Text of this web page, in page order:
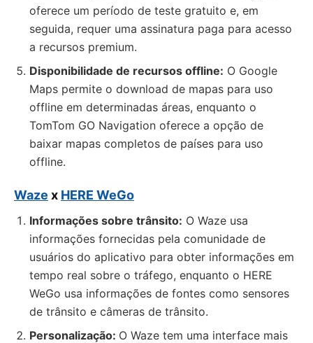
oferece um período de teste gratuito e, em
seguida, requer uma assinatura paga para acesso
a recursos premium.
Disponibilidade de recursos offline: O Google
Maps permite o download de mapas para uso
offline em determinadas áreas, enquanto o
TomTom GO Navigation oferece a opção de
baixar mapas completos de países para uso
offline.
Waze x HERE WeGo
Informações sobre trânsito: O Waze usa
informações fornecidas pela comunidade de
usuários do aplicativo para obter informações em
tempo real sobre o tráfego, enquanto o HERE
WeGo usa informações de fontes como sensores
de trânsito e câmeras de trânsito.
Personalização: O Waze tem uma interface mais